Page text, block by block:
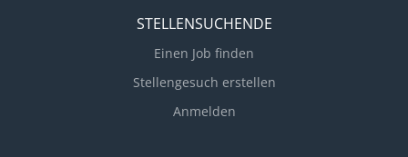
STELLENSUCHENDE
Einen Job finden
Stellengesuch erstellen
Anmelden